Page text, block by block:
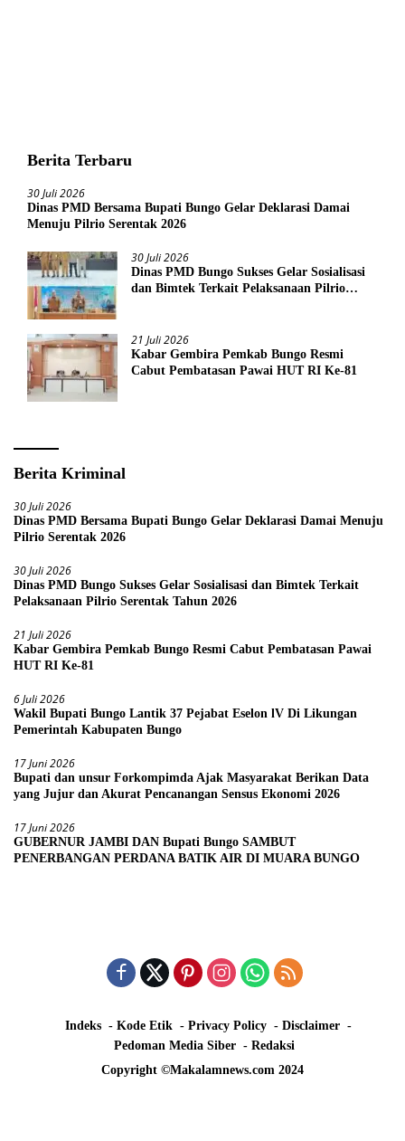
Berita Terbaru
30 Juli 2026
Dinas PMD Bersama Bupati Bungo Gelar Deklarasi Damai
Menuju Pilrio Serentak 2026
30 Juli 2026
Dinas PMD Bungo Sukses Gelar Sosialisasi
dan Bimtek Terkait Pelaksanaan Pilrio
21 Juli 2026
Kabar Gembira Pemkab Bungo Resmi
Cabut Pembatasan Pawai HUT RI Ke-81
Berita Kriminal
30 Juli 2026
Dinas PMD Bersama Bupati Bungo Gelar Deklarasi Damai Menuju
Pilrio Serentak 2026
30 Juli 2026
Dinas PMD Bungo Sukses Gelar Sosialisasi dan Bimtek Terkait
Pelaksanaan Pilrio Serentak Tahun 2026
21 Juli 2026
Kabar Gembira Pemkab Bungo Resmi Cabut Pembatasan Pawai
HUT RI Ke-81
6 Juli 2026
Wakil Bupati Bungo Lantik 37 Pejabat Eselon lV Di Likungan
Pemerintah Kabupaten Bungo
17 Juni 2026
Bupati dan unsur Forkompimda Ajak Masyarakat Berikan Data
yang Jujur dan Akurat Pencanangan Sensus Ekonomi 2026
17 Juni 2026
GUBERNUR JAMBI DAN Bupati Bungo SAMBUT
PENERBANGAN PERDANA BATIK AIR DI MUARA BUNGO
Indeks Kode Etik Privacy Policy
Disclaimer
Pedoman Media Siber
Redaksi
Copyright ©Makalamnews.com 2024